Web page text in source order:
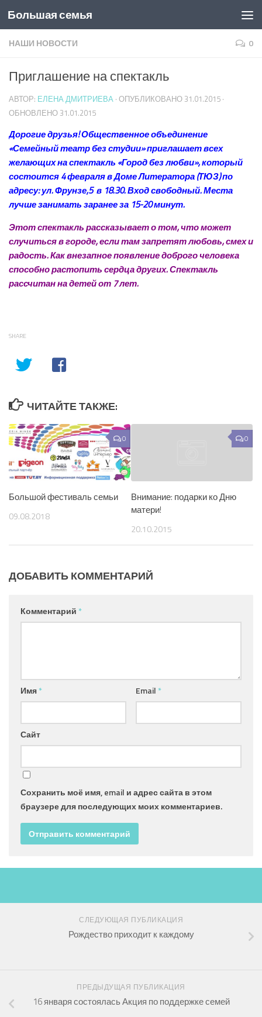
Большая семья
НАШИ НОВОСТИ 0
Приглашение на спектакль
АВТОР: ЕЛЕНА ДМИТРИЕВА · ОПУБЛИКОВАНО 31.01.2015 ·
ОБНОВЛЕНО 31.01.2015
Дорогие друзья! Общественное объединение
«Семейный театр без студии» приглашает всех
желающих на спектакль «Город без любви», который
состоится 4 февраля в Доме Литератора (ТЮЗ) по
адресу: ул. Фрунзе,5 в 18.30. Вход свободный. Места
лучше занимать заранее за 15-20 минут.
Этот спектакль рассказывает о том, что может
случиться в городе, если там запретят любовь, смех и
радость. Как внезапное появление доброго человека
способно растопить сердца других. Спектакль
рассчитан на детей от 7 лет.
SHARE
ЧИТАЙТЕ ТАКЖЕ:
0
Большой фестиваль семьи
09.08.2018
0
Внимание: подарки ко Дню
матери!
20.10.2015
ДОБАВИТЬ КОММЕНТАРИЙ
Комментарий *
Имя* Email *
Сайт
Сохранить моё имя, email и адрес сайта в этом
браузере для последующих моих комментариев.
СЛЕДУЮЩАЯ ПУБЛИКАЦИЯ
Рождество приходит к каждому
ПРЕДЫДУЩАЯ ПУБЛИКАЦИЯ
16 января состоялась Акция по поддержке семей